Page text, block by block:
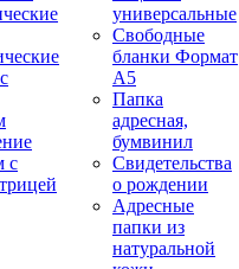
с
универсальные
Свободные
бланки Формат
А5
Папка
адресная,
бумвинил
Свидетельства
о рождении
Адресные
папки из
натуральной